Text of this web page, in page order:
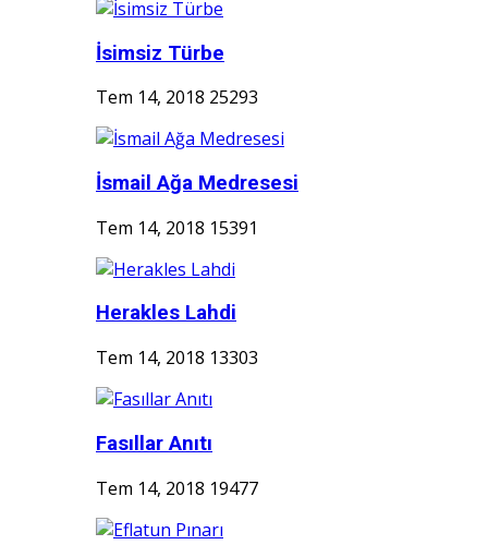
İsimsiz Türbe
Tem 14, 2018 25293
İsmail Ağa Medresesi
Tem 14, 2018 15391
Herakles Lahdi
Tem 14, 2018 13303
Fasıllar Anıtı
Tem 14, 2018 19477